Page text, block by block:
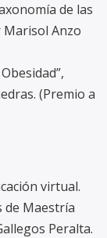
de las
Marisol Anzo
(Premio a
virtual.
de Maestría
Peralta.